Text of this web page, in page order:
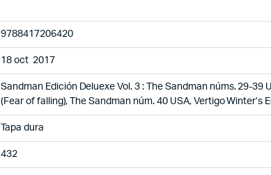
9788417206420
18 oct 2017
Sandman Edición Deluexe Vol. 3 : The Sandman núms. 29-39
(Fear of falling), The Sandman núm. 40 USA, Vertigo Winter’s
Tapa dura
432